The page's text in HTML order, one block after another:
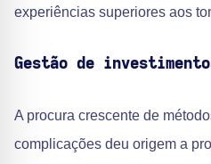
experiências superiores aos
Gestão de
A procura crescente de
complicações deu origem a